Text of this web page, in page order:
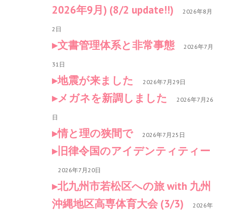
2026年9月) (8/2 update!!)
2026年8月
2日
文書管理体系と非常事態 2026年7月
31日
地震が来ました 2026年7月29日
メガネを新調しました 2026年7月26
日
情と理の狭間で 2026年7月25日
旧律令国のアイデンティティー
2026年7月20日
北九州市若松区への旅 with 九州
沖縄地区高専体育大会 (3/3)
2026年